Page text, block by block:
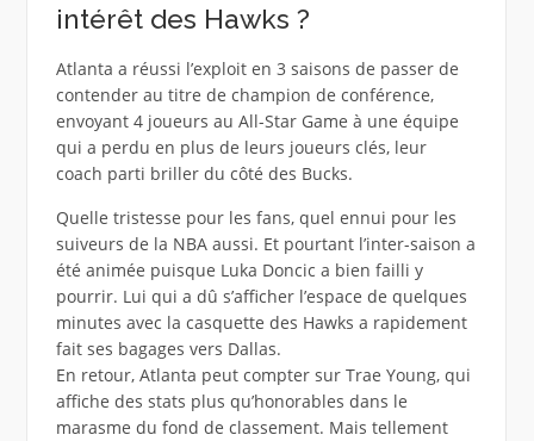
intérêt des Hawks ?
Atlanta a réussi l’exploit en 3 saisons de passer de
contender au titre de champion de conférence,
envoyant 4 joueurs au All-Star Game à une équipe
qui a perdu en plus de leurs joueurs clés, leur
coach parti briller du côté des Bucks.
Quelle tristesse pour les fans, quel ennui pour les
suiveurs de la NBA aussi. Et pourtant l’inter-saison a
été animée puisque Luka Doncic a bien failli y
pourrir. Lui qui a dû s’afficher l’espace de quelques
minutes avec la casquette des Hawks a rapidement
fait ses bagages vers Dallas.
En retour, Atlanta peut compter sur Trae Young, qui
affiche des stats plus qu’honorables dans le
marasme du fond de classement. Mais tellement